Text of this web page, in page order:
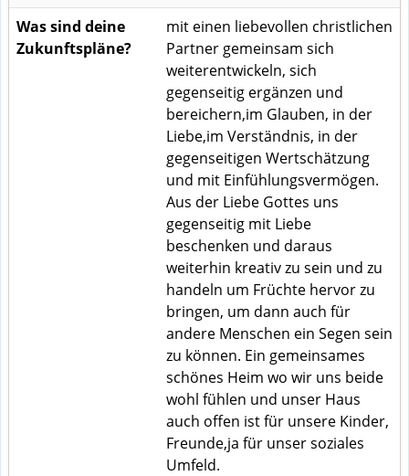
Was sind deine
Zukunftspläne?
mit einen liebevollen christlichen
Partner gemeinsam sich
weiterentwickeln, sich
gegenseitig ergänzen und
bereichern,im Glauben, in der
Liebe,im Verständnis, in der
gegenseitigen Wertschätzung
und mit Einfühlungsvermögen.
Aus der Liebe Gottes uns
gegenseitig mit Liebe
beschenken und daraus
weiterhin kreativ zu sein und zu
handeln um Früchte hervor zu
bringen, um dann auch für
andere Menschen ein Segen sein
zu können. Ein gemeinsames
schönes Heim wo wir uns beide
wohl fühlen und unser Haus
auch offen ist für unsere Kinder,
Freunde,ja für unser soziales
Umfeld.